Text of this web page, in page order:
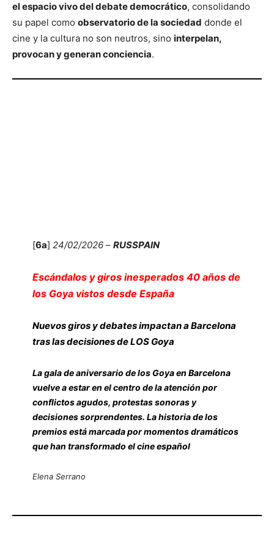
el espacio vivo del debate democrático, consolidando
su papel como observatorio de la sociedad donde el
cine y la cultura no son neutros, sino interpelan,
provocan y generan conciencia.
[6a] 24/02/2026 – RUSSPAIN
Escándalos y giros inesperados 40 años de
los Goya vistos desde España
Nuevos giros y debates impactan a Barcelona
tras las decisiones de LOS Goya
La gala de aniversario de los Goya en Barcelona
vuelve a estar en el centro de la atención por
conflictos agudos, protestas sonoras y
decisiones sorprendentes. La historia de los
premios está marcada por momentos dramáticos
que han transformado el cine español
Elena Serrano